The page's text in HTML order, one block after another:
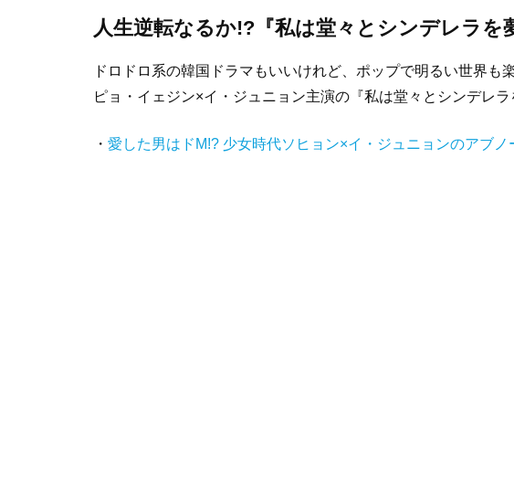
人生逆転なるか!?『私は堂々とシンデレラを
ドロドロ系の韓国ドラマもいいけれど、ポップで明るい世界も
ピョ・イェジン×イ・ジュニョン主演の『私は堂々とシンデレラ
・ 愛した男はドM!? 少女時代ソヒョン×イ・ジュニョンのアブノ